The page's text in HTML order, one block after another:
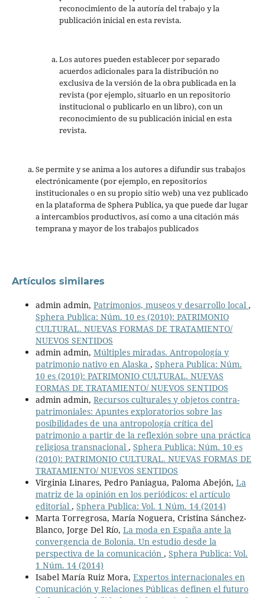
reconocimiento de la autoría del trabajo y la
publicación inicial en esta revista.
Los autores pueden establecer por separado
acuerdos adicionales para la distribución no
exclusiva de la versión de la obra publicada en la
revista (por ejemplo, situarlo en un repositorio
institucional o publicarlo en un libro), con un
reconocimiento de su publicación inicial en esta
revista.
Se permite y se anima a los autores a difundir sus trabajos
electrónicamente (por ejemplo, en repositorios
institucionales o en su propio sitio web) una vez publicado
en la plataforma de Sphera Publica, ya que puede dar lugar
a intercambios productivos, así como a una citación más
temprana y mayor de los trabajos publicados
Artículos similares
admin admin, Patrimonios, museos y desarrollo local ,
Sphera Publica: Núm. 10 es (2010): PATRIMONIO
CULTURAL. NUEVAS FORMAS DE TRATAMIENTO/
NUEVOS SENTIDOS
admin admin, Múltiples miradas. Antropología y
patrimonio nativo en Alaska , Sphera Publica: Núm.
10 es (2010): PATRIMONIO CULTURAL. NUEVAS
FORMAS DE TRATAMIENTO/ NUEVOS SENTIDOS
admin admin, Recursos culturales y objetos contra-
patrimoniales: Apuntes exploratorios sobre las
posibilidades de una antropología crítica del
patrimonio a partir de la reflexión sobre una práctica
religiosa transnacional , Sphera Publica: Núm. 10 es
(2010): PATRIMONIO CULTURAL. NUEVAS FORMAS DE
TRATAMIENTO/ NUEVOS SENTIDOS
Virginia Linares, Pedro Paniagua, Paloma Abejón, La
matriz de la opinión en los periódicos: el artículo
editorial , Sphera Publica: Vol. 1 Núm. 14 (2014)
Marta Torregrosa, María Noguera, Cristina Sánchez-
Blanco, Jorge Del Río, La moda en España ante la
convergencia de Bolonia. Un estudio desde la
perspectiva de la comunicación , Sphera Publica: Vol.
1 Núm. 14 (2014)
Isabel María Ruiz Mora, Expertos internacionales en
Comunicación y Relaciones Públicas definen el futuro